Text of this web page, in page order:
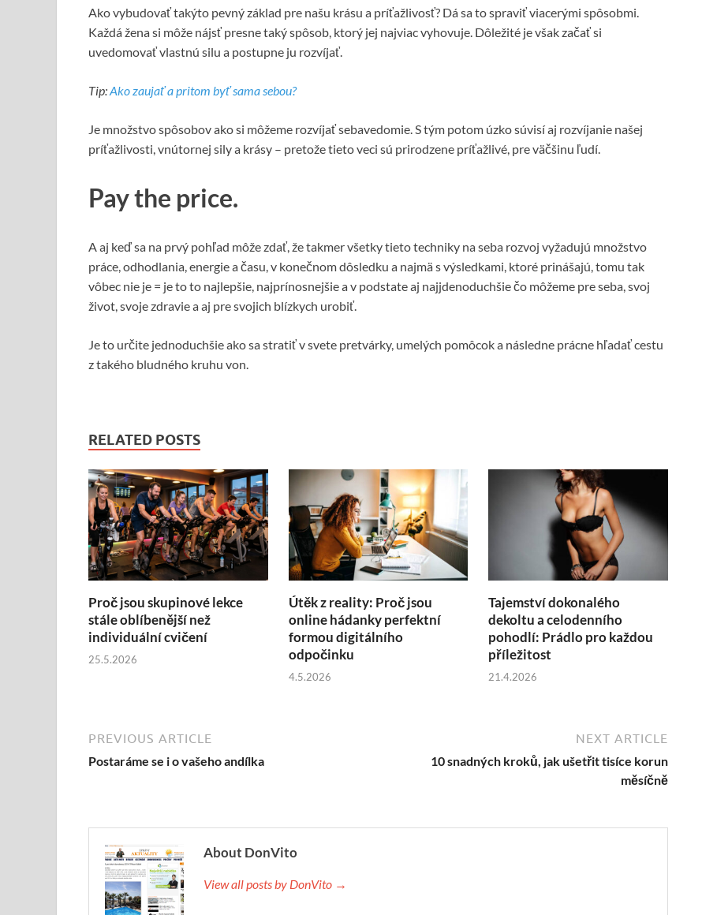
Ako vybudovať takýto pevný základ pre našu krásu a príťažlivosť? Dá sa to spraviť viacerými spôsobmi.
Každá žena si môže nájsť presne taký spôsob, ktorý jej najviac vyhovuje. Dôležité je však začať si
uvedomovať vlastnú silu a postupne ju rozvíjať.
Tip:Ako zaujať a pritom byť sama sebou?
Je množstvo spôsobov ako si môžeme rozvíjať sebavedomie. S tým potom úzko súvisí aj rozvíjanie našej
príťažlivosti, vnútornej sily a krásy – pretože tieto veci sú prirodzene príťažlivé, pre väčšinu ľudí.
Pay the price.
A aj keď sa na prvý pohľad môže zdať, že takmer všetky tieto techniky na seba rozvoj vyžadujú množstvo
práce, odhodlania, energie a času, v konečnom dôsledku a najmä s výsledkami, ktoré prinášajú, tomu tak
vôbec nie je = je to to najlepšie, najprínosnejšie a v podstate aj najjdenoduchšie čo môžeme pre seba, svoj
život, svoje zdravie a aj pre svojich blízkych urobiť.
Je to určite jednoduchšie ako sa stratiť v svete pretvárky, umelých pomôcok a následne prácne hľadať cestu
z takého bludného kruhu von.
RELATED POSTS
Proč jsou skupinové lekce
stále oblíbenější než
individuální cvičení
25.5.2026
Útěk z reality: Proč jsou
online hádanky perfektní
formou digitálního
odpočinku
4.5.2026
Tajemství dokonalého
dekoltu a celodenního
pohodlí: Prádlo pro každou
příležitost
21.4.2026
PREVIOUS ARTICLE
Postaráme se i o vašeho andílka
NEXT ARTICLE
10 snadných kroků, jak ušetřit tisíce korun
měsíčně
About DonVito
View all posts by DonVito →